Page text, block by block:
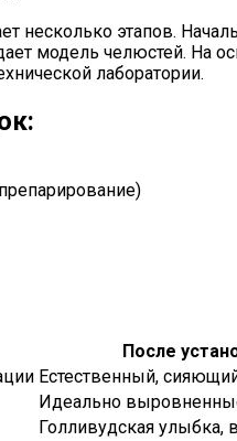
несколько этапов.
модель челюстей. На
лаборатории.
После
Естественный,
Идеально
Голливудская улыбка,